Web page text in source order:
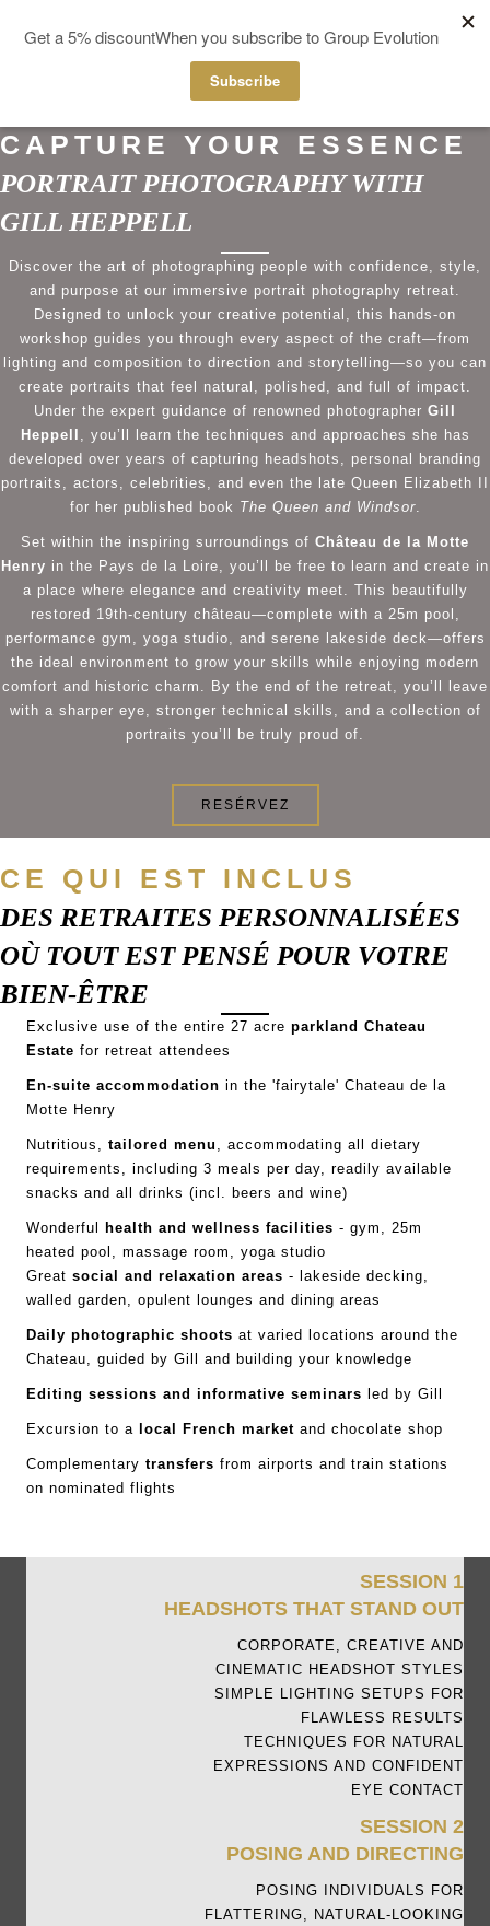
CAPTURE YOUR ESSENCE
PORTRAIT PHOTOGRAPHY WITH
GILL HEPPELL
Discover the art of photographing people with confidence, style,
and purpose at our immersive portrait photography retreat.
Designed to unlock your creative potential, this hands-on
workshop guides you through every aspect of the craft—from
lighting and composition to direction and storytelling—so you can
create portraits that feel natural, polished, and full of impact.
Under the expert guidance of renowned photographer Gill
Heppell , you’ll learn the techniques and approaches she has
developed over years of capturing headshots, personal branding
portraits, actors, celebrities, and even the late Queen Elizabeth II
for her published book The Queen and Windsor.
Set within the inspiring surroundings of Château de la Motte
Henry in the Pays de la Loire, you’ll be free to learn and create in
a place where elegance and creativity meet. This beautifully
restored 19th-century château—complete with a 25m pool,
performance gym, yoga studio, and serene lakeside deck—offers
the ideal environment to grow your skills while enjoying modern
comfort and historic charm. By the end of the retreat, you’ll leave
with a sharper eye, stronger technical skills, and a collection of
portraits you’ll be truly proud of.
RESÉRVEZ
CE QUI EST INCLUS
DES RETRAITES PERSONNALISÉES
OÙ TOUT EST PENSÉ POUR VOTRE
BIEN-ÊTRE
Exclusive use of the entire 27 acre parkland Chateau
Estate for retreat attendees
En-suite accommodation in the 'fairytale' Chateau de la
Motte Henry
Nutritious, tailored menu , accommodating all dietary
requirements, including 3 meals per day, readily available
snacks and all drinks (incl. beers and wine)
Wonderful health and wellness facilities - gym, 25m
heated pool, massage room, yoga studio
Great social and relaxation areas - lakeside decking,
walled garden, opulent lounges and dining areas
Daily photographic shoots at varied locations around the
Chateau, guided by Gill and building your knowledge
Editing sessions and informative seminars led by Gill
Excursion to a local French market and chocolate shop
Complementary transfers from airports and train stations
on nominated flights
SESSION 1
HEADSHOTS THAT STAND OUT
CORPORATE, CREATIVE AND
CINEMATIC HEADSHOT STYLES
SIMPLE LIGHTING SETUPS FOR
FLAWLESS RESULTS
TECHNIQUES FOR NATURAL
EXPRESSIONS AND CONFIDENT
EYE CONTACT
SESSION 2
POSING AND DIRECTING
POSING INDIVIDUALS FOR
FLATTERING, NATURAL-LOOKING